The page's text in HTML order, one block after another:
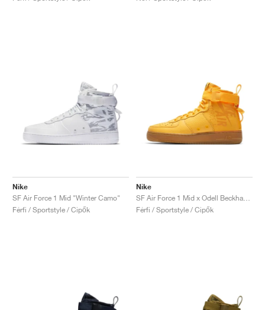
Nike
SF Air Force 1 Mid "Winter Camo"
Férfi / Sportstyle / Cipők
Nike
Férfi / Sportstyle / Cipők